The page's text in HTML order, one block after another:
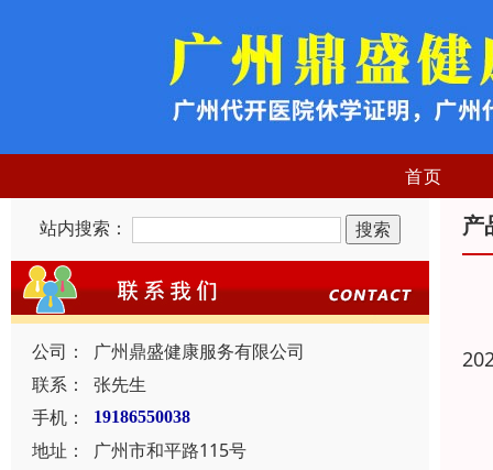
首页
站内搜索：
公司：
广州鼎盛健康服务有限公司
联系：
张先生
手机：
19186550038
地址：
广州市和平路115号
产